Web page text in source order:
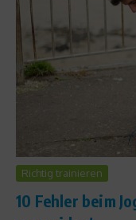
Richtig trainieren
10 Fehler beim